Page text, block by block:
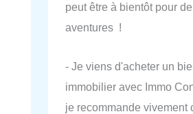
peut être à bientôt pour
aventures !
- Je viens d'acheter un
immobilier avec Immo
je recommande vivement